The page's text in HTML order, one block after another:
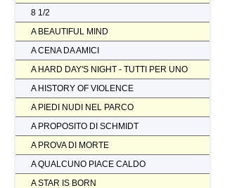
8 1/2
A BEAUTIFUL MIND
A CENA DA AMICI
A HARD DAY'S NIGHT - TUTTI PER UNO
A HISTORY OF VIOLENCE
A PIEDI NUDI NEL PARCO
A PROPOSITO DI SCHMIDT
A PROVA DI MORTE
A QUALCUNO PIACE CALDO
A STAR IS BORN